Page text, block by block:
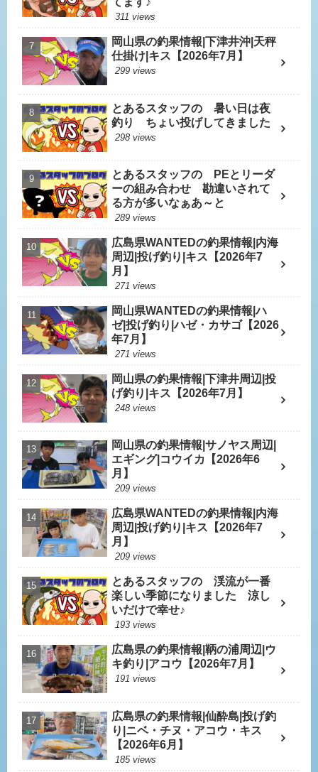
311 views
岡山県の釣果情報|下津井沖|天秤
仕掛け|キス【2026年7月】
299 views
とあるスタッフの 暑い日は夜
釣り ちょい投げしてきました
298 views
とあるスタッフの PEとリーダ
ーの組み合わせ 勘違いされて
る方が多いなぁあ～と
289 views
広島県WANTEDの釣果情報|内海
周辺|投げ釣り|キス【2026年7
月】
271 views
岡山県WANTEDの釣果情報|ハ
ゼ|投げ釣り|ハゼ・カサゴ【2026
年7月】
271 views
岡山県の釣果情報|下津井周辺|投
げ釣り|キス【2026年7月】
248 views
岡山県の釣果情報|サノヤス周辺|
エギング|コウイカ【2026年6
月】
209 views
広島県WANTEDの釣果情報|内海
周辺|投げ釣り|キス【2026年7
月】
209 views
とあるスタッフの 渓流が一番
楽しい季節になりました 涼し
いだけで幸せ♪
193 views
広島県の釣果情報|鞆の浦周辺|ウ
キ釣り|アコウ【2026年7月】
191 views
広島県の釣果情報|仙酔島|投げ釣
り|ニベ・チヌ・アコウ・キス
【2026年6月】
185 views